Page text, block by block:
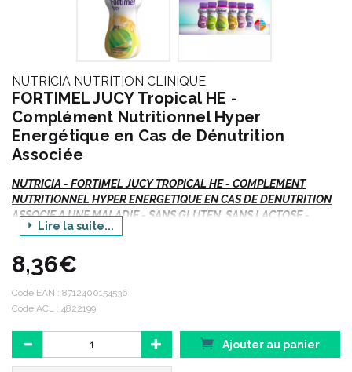
NUTRICIA NUTRITION CLINIQUE
FORTIMEL JUCY Tropical HE -
Complément Nutritionnel Hyper
Energétique en Cas de Dénutrition
Associée
NUTRICIA - FORTIMEL JUCY TROPICAL HE - COMPLEMENT
NUTRITIONNEL HYPER ENERGETIQUE EN CAS DE DENUTRITION
ASSOCIE A UNE MALADIE - SANS GLUTEN, SANS LACTOSE -
STERILISE UHT - 4x Bouteille/200ml
Nutrition orale.
Besoins nutritionnels en cas de dénutrition associée à une
maladie.
Lire la suite...
8,36€
Code EAN : 8712400154536
Code ACL : 4822199
Ajouter au panier